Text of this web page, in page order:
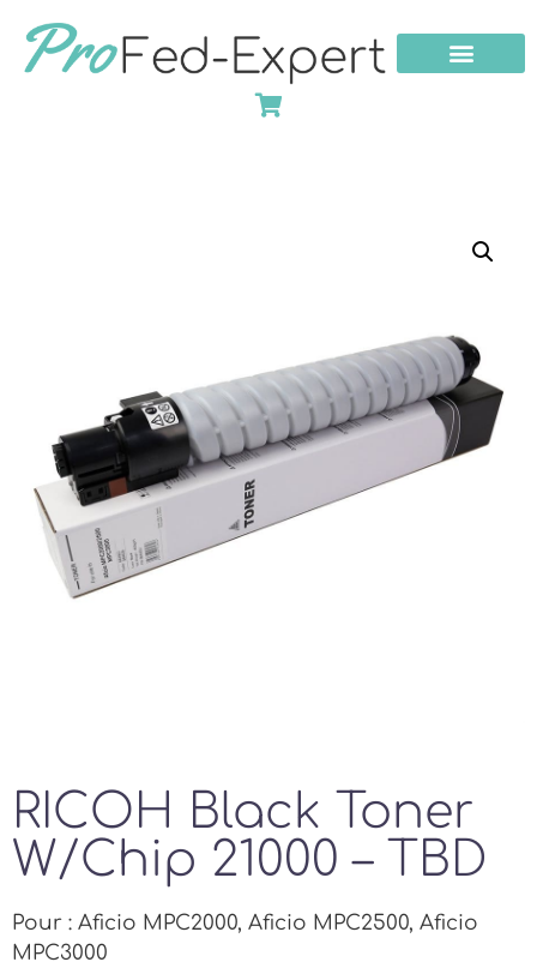
RICOH Black Toner
W/Chip 21000 – TBD
Pour : Aficio MPC2000, Aficio MPC2500, Aficio
MPC3000